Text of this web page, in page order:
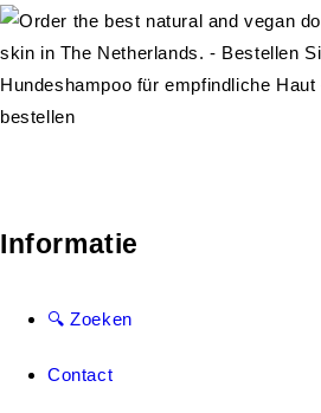
Informatie
🔍 Zoeken
Contact